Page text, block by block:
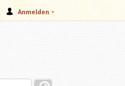
Anmelden